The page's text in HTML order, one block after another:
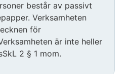
består av passivt
Verksamheten
för
är inte heller
2 § 1 mom.